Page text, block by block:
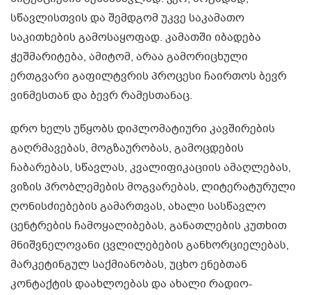
სწავლისთვის და შემდგომ უკვე საკამათო
საკითხების გამოსაყოფად. კამათში იბადება
ჭეშმარიტება, ამიტომ, არაა გამორიცხული
ერთგვარი გაფილტვრის პროცესი ჩაირთოს ბევრ
ვინმესთან და ბევრ რამესთანაც.
დრო ხელს უწყობს დიპლომატიური კავშირების
გაღრმავებას, მოგზაურობას, გამოცდების
ჩაბარებას, სწავლას, კვალიფიკაციის ამაღლებას,
ვიზის პრობლემების მოგვარებას, ლიტერატურული
ღონისძიებების გამართვას, ახალი სასწავლო
ცენტრების ჩამოყალიბებას, განათლების კუთხით
მნიშვნელოვანი ცვლილებების განხორციელებას,
მარკეტინგულ საქმიანობას, უცხო ენებთან
კონტაქტის დაახლოებას და ახალი რადიო-